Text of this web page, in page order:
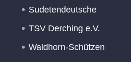
Sudetendeutsche
TSV Derching e.V.
Waldhorn-Schützen